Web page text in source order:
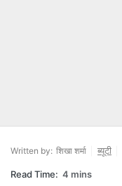
Written by: शिखा शर्मा ब्‍यूटी
Read Time: 4 mins